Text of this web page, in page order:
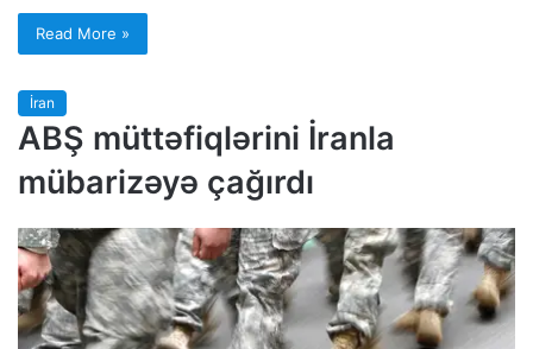
Read More »
İran
ABŞ müttəfiqlərini İranla
mübarizəyə çağırdı